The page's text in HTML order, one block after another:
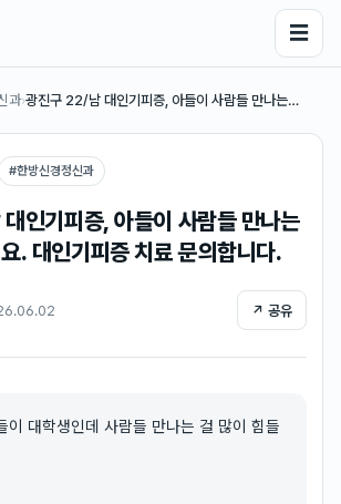
☰
과›광진구 22/남 대인기피증, 아들이 사람들 만나는…
#한방신경정신과
인기피증, 아들이 사람들 만나는
. 대인기피증 치료 문의합니다.
↗ 공유
이 대학생인데 사람들 만나는 걸 많이 힘들